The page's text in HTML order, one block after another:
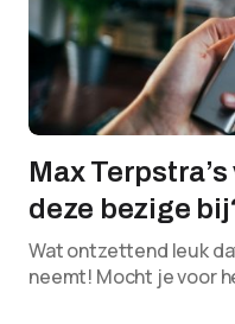
Max
deze bezige
Wat ontzettend leuk
neemt! Mocht je voor